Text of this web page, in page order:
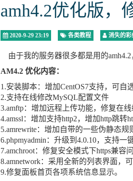
amh4.2优化版，
2020-9-29 23:19 各类教程 消失的彩
由于我的服务器很多都是用的amh4.2
AM4.2 优化内容：
1.安装脚本：增加CentOS7支持，可自
2.支持在线修改MySQL配置文件
3.amftp：增加远程上传功能，修复在
4.amssl：增加支持http2，增加http跳转
5.amrewrite：增加自带的一些伪静态规
6.phpmyadmin：升级到4.0.10，支持
7.amchroot：修复安全模式下https兼容
8.amnetwork：采用全新的列表界面，
9.修复面板首页各项系统信息显示。